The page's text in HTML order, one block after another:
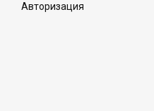
Авторизация